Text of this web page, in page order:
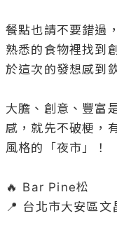
餐點也請不要錯過
熟悉的食物裡找到
於這次的發想感到
大膽、創意、豐富
感，就先不破梗，
風格的「夜市」！
🔥 Bar Pine松
📍 台北市大安區文